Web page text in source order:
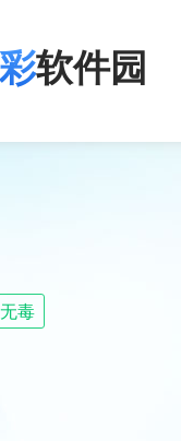
软件园
毒